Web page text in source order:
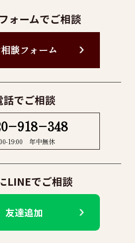
ォームでご相談
相談フォーム
話でご相談
19:00 年中無休
LINEでご相談
友達追加